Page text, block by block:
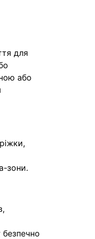
для
або
зони.